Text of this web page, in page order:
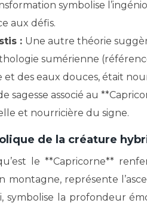
symbolise
aux défis.
: Une autre théorie
sumérienne
et des eaux douces, était
sagesse associé au
et nourricière du signe.
de la créature
le **Capricorne**
montagne, représente
symbolise la profondeur